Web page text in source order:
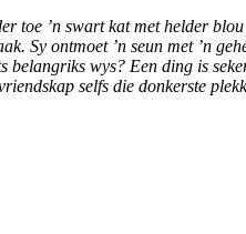
toe ’n swart kat met helder
Sy ontmoet ’n seun met ’n
wys? Een ding is
selfs die donkerste